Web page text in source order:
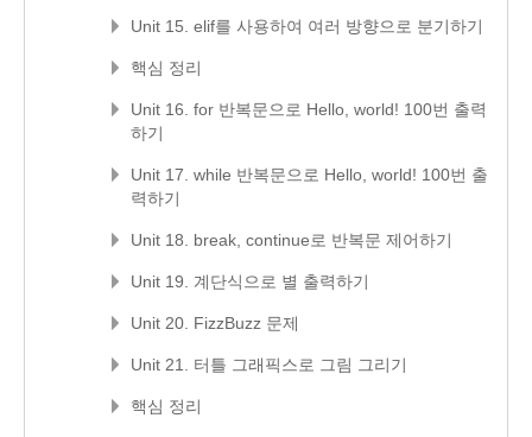
Unit 15. elif를 사용하여 여러 방향으로 분기하기
핵심 정리
Unit 16. for 반복문으로 Hello, world! 100번 출력
하기
Unit 17. while 반복문으로 Hello, world! 100번 출
력하기
Unit 18. break, continue로 반복문 제어하기
Unit 19. 계단식으로 별 출력하기
Unit 20. FizzBuzz 문제
Unit 21. 터틀 그래픽스로 그림 그리기
핵심 정리